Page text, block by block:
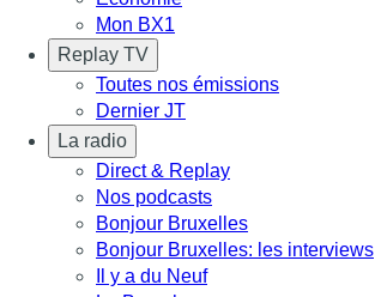
Mon BX1
Replay TV
Toutes nos émissions
Dernier JT
La radio
Direct & Replay
Nos podcasts
Bonjour Bruxelles
Bonjour Bruxelles: les interviews
Il y a du Neuf